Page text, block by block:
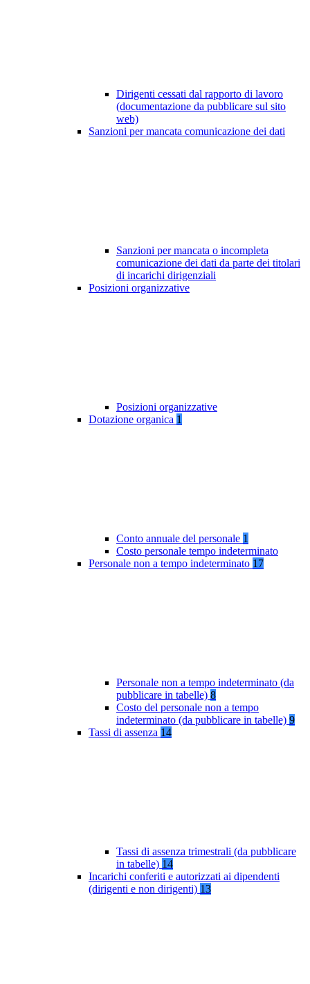
Dirigenti cessati dal rapporto di lavoro
(documentazione da pubblicare sul sito
web)
Sanzioni per mancata comunicazione dei dati
Sanzioni per mancata o incompleta
comunicazione dei dati da parte dei titolari
di incarichi dirigenziali
Posizioni organizzative
Posizioni organizzative
Dotazione organica 1
Conto annuale del personale 1
Costo personale tempo indeterminato
Personale non a tempo indeterminato 17
Personale non a tempo indeterminato (da
pubblicare in tabelle) 8
Costo del personale non a tempo
indeterminato (da pubblicare in tabelle) 9
Tassi di assenza 14
Tassi di assenza trimestrali (da pubblicare
in tabelle) 14
Incarichi conferiti e autorizzati ai dipendenti
(dirigenti e non dirigenti) 13